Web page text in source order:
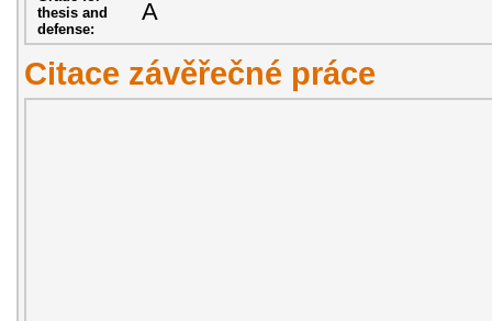
thesis and
defense:
A
Citace závěřečné práce